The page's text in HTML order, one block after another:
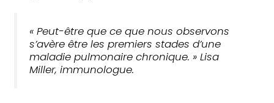
« Peut-être que ce que nous observons
s’avère être les premiers stades d’une
maladie pulmonaire chronique. » Lisa
Miller, immunologue.